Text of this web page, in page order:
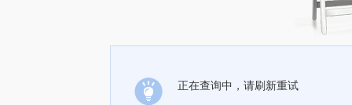
正在查询中，请刷新重试